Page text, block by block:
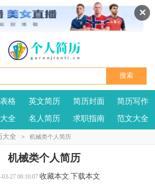
✕
我要投稿 投诉建议
格 英文简历 简历封面 简历写作
全 名人简历 求职指南 范文大全
大全 > 机械类个人简历
机械类个人简历
03-27 08:10:07 收藏本文 下载本文